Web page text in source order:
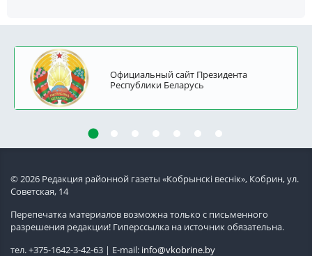
Официальный сайт Президента
Республики Беларусь
© 2026 Редакция районной газеты «Кобрынскi веснiк», Кобрин, ул.
Советская, 14
Перепечатка материалов возможна только с письменного
разрешения редакции! Гиперссылка на источник обязательна.
тел. +375-1642-3-42-63 | E-mail: info@vkobrine.by